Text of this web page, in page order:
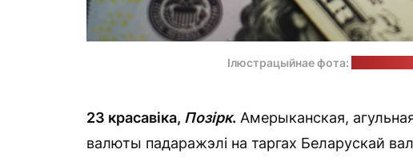
Ілюстрацыйнае фота:
23 красавіка, Позірк. Амерыканская,
валюты падаражэлі на таргах Беларускай